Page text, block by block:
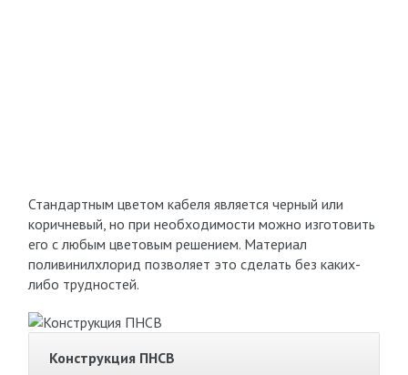
Стандартным цветом кабеля является черный или
коричневый, но при необходимости можно изготовить
его с любым цветовым решением. Материал
поливинилхлорид позволяет это сделать без каких-
либо трудностей.
Конструкция ПНСВ